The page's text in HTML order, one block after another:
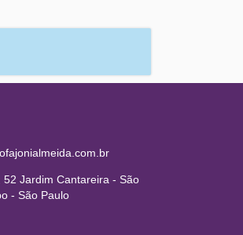
52 Jardim Cantareira - São
- São Paulo